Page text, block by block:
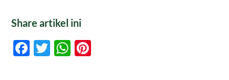
Share artikel ini
Facebook
TwitterWhatsApp